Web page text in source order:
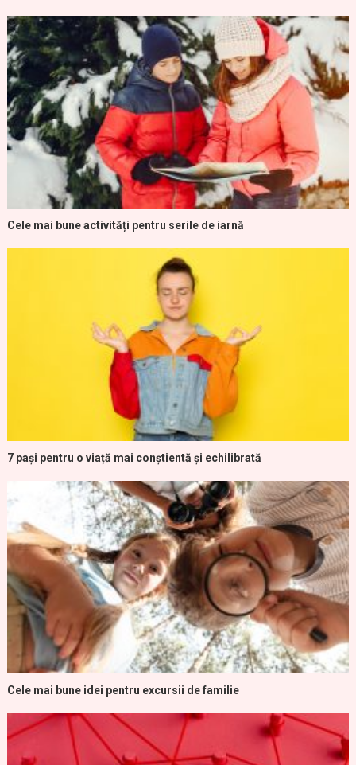
Cele mai bune activități pentru serile de iarnă
7 pași pentru o viață mai conștientă și echilibrată
Cele mai bune idei pentru excursii de familie